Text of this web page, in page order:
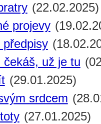
(22.02.2025)
projevy
předpisy
čekáš, už je tu
(29.01.2025)
srdcem
(27.01.2025)